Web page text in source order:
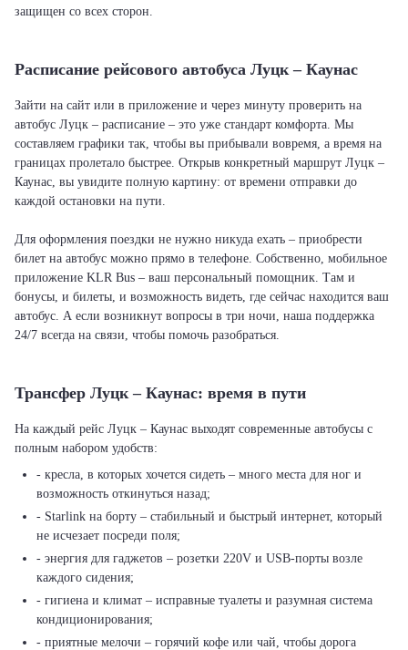
защищен со всех сторон.
Расписание рейсового автобуса Луцк – Каунас
Зайти на сайт или в приложение и через минуту проверить на
автобус Луцк – расписание – это уже стандарт комфорта. Мы
составляем графики так, чтобы вы прибывали вовремя, а время на
границах пролетало быстрее. Открыв конкретный маршрут Луцк –
Каунас, вы увидите полную картину: от времени отправки до
каждой остановки на пути.
Для оформления поездки не нужно никуда ехать – приобрести
билет на автобус можно прямо в телефоне. Собственно, мобильное
приложение KLR Bus – ваш персональный помощник. Там и
бонусы, и билеты, и возможность видеть, где сейчас находится ваш
автобус. А если возникнут вопросы в три ночи, наша поддержка
24/7 всегда на связи, чтобы помочь разобраться.
Трансфер Луцк – Каунас: время в пути
На каждый рейс Луцк – Каунас выходят современные автобусы с
полным набором удобств:
- кресла, в которых хочется сидеть – много места для ног и
возможность откинуться назад;
- Starlink на борту – стабильный и быстрый интернет, который
не исчезает посреди поля;
- энергия для гаджетов – розетки 220V и USB-порты возле
каждого сидения;
- гигиена и климат – исправные туалеты и разумная система
кондиционирования;
- приятные мелочи – горячий кофе или чай, чтобы дорога